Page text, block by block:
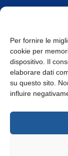
Per fornire le
cookie per
dispositivo. Il
elaborare dati
su questo sito.
influire